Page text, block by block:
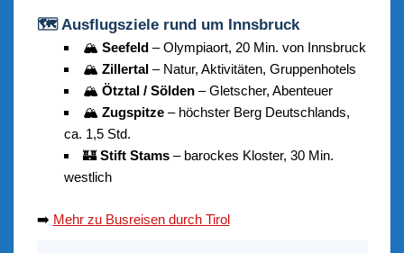
🗺️ Ausflugsziele rund um Innsbruck
🏔️Seefeld – Olympiaort, 20 Min. von Innsbruck
🏔️Zillertal – Natur, Aktivitäten, Gruppenhotels
🏔️Ötztal / Sölden – Gletscher, Abenteuer
🏔️Zugspitze – höchster Berg Deutschlands,
ca. 1,5 Std.
🏰Stift Stams – barockes Kloster, 30 Min.
westlich
➡️ Mehr zu Busreisen durch Tirol